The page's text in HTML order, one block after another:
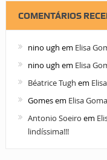
COMENTÁRIOS
nino ugh em Elisa
nino ugh em Elisa
Béatrice Tugh em
Gomesem Elisa
Antonio Soeiro em
lindíssima!!!